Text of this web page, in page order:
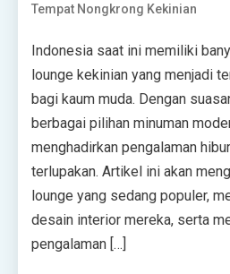
Tempat Nongkrong Kekinian
Indonesia saat ini memiliki
lounge kekinian yang menjadi
bagi kaum muda. Dengan
berbagai pilihan minuman
menghadirkan pengalaman
terlupakan. Artikel ini akan
lounge yang sedang populer,
desain interior mereka, serta
pengalaman […]